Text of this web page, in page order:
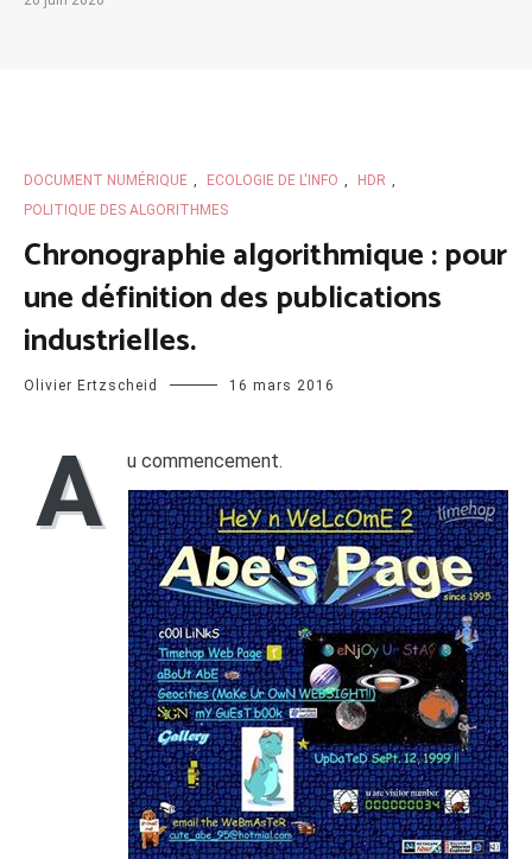
DOCUMENT NUMÉRIQUE ECOLOGIE DE L'INFO HDR
POLITIQUE DES ALGORITHMES
Chronographie algorithmique : pour
une définition des publications
industrielles.
Olivier Ertzscheid 16 mars 2016
A u commencement.